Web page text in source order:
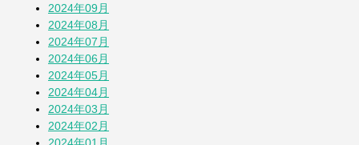
2024年09月
2024年08月
2024年07月
2024年06月
2024年05月
2024年04月
2024年03月
2024年02月
2024年01月